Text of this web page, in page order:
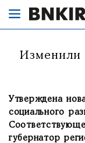
Изменили
Утверждена
социального
губернатор